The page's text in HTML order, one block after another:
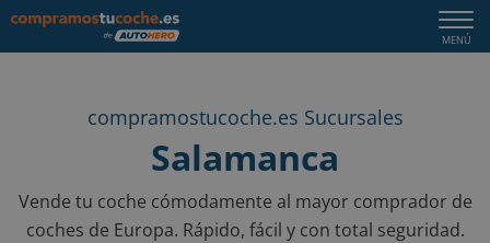
MENÚ
compramostucoche.es Sucursales
Salamanca
Vende tu coche cómodamente al mayor comprador de
coches de Europa. Rápido, fácil y con total seguridad.